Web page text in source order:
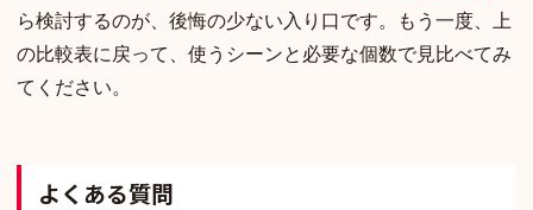
ら検討するのが、後悔の少ない入り口です。もう一度、上
の比較表に戻って、使うシーンと必要な個数で見比べてみ
てください。
よくある質問